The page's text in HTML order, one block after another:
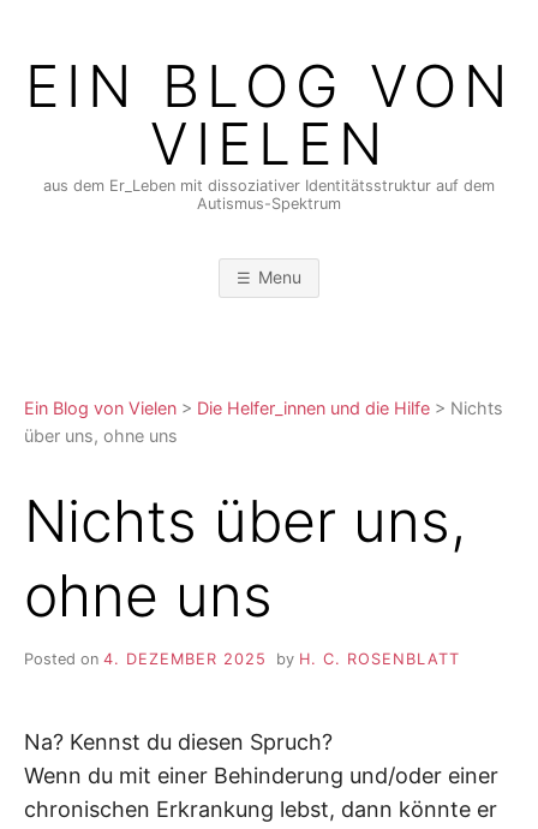
contentEIN BLOG VON
VIELEN
aus dem Er_Leben mit dissoziativer Identitätsstruktur auf dem
Autismus-Spektrum
Menu
Ein Blog von Vielen > Die Helfer_innen und die Hilfe > Nichts
über uns, ohne uns
Nichts über uns,
ohne uns
Posted on 4. DEZEMBER 2025 by H. C. ROSENBLATT
Na? Kennst du diesen Spruch?
Wenn du mit einer Behinderung und/oder einer
chronischen Erkrankung lebst, dann könnte er